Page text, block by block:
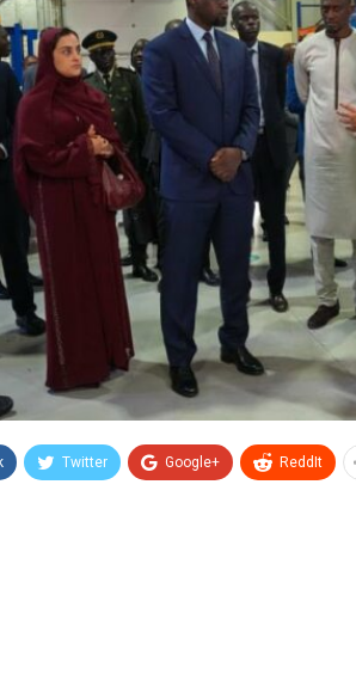
Twitter Google+ ReddIt